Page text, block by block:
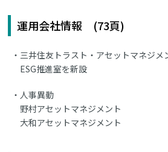
運用会社情報 (73頁)
三井住友トラスト・アセットマネジメ
ESG推進室を新設
人事異動
野村アセットマネジメント
大和アセットマネジメント